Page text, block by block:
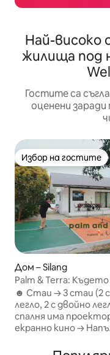
Най-високо
жилища под
Гостите са
оценени
Избор на гостите
Избор на гостите
Дом – Silang
Palm & Terra:
настроение ~
☻ Стаи → 3 стаи (2
легло, 2 с двойно
спалня има
екранно кино →